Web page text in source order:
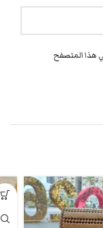
هذا المتصفح